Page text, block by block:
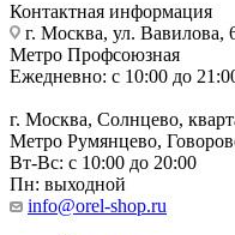
Контактная информация
г. Москва, ул. Вавилова,
Метро Профсоюзная
Ежедневно: с 10:00 до
г. Москва, Солнцево,
Метро Румянцево,
Вт-Вс: с 10:00 до 20:00
Пн: выходной
info@orel-shop.ru